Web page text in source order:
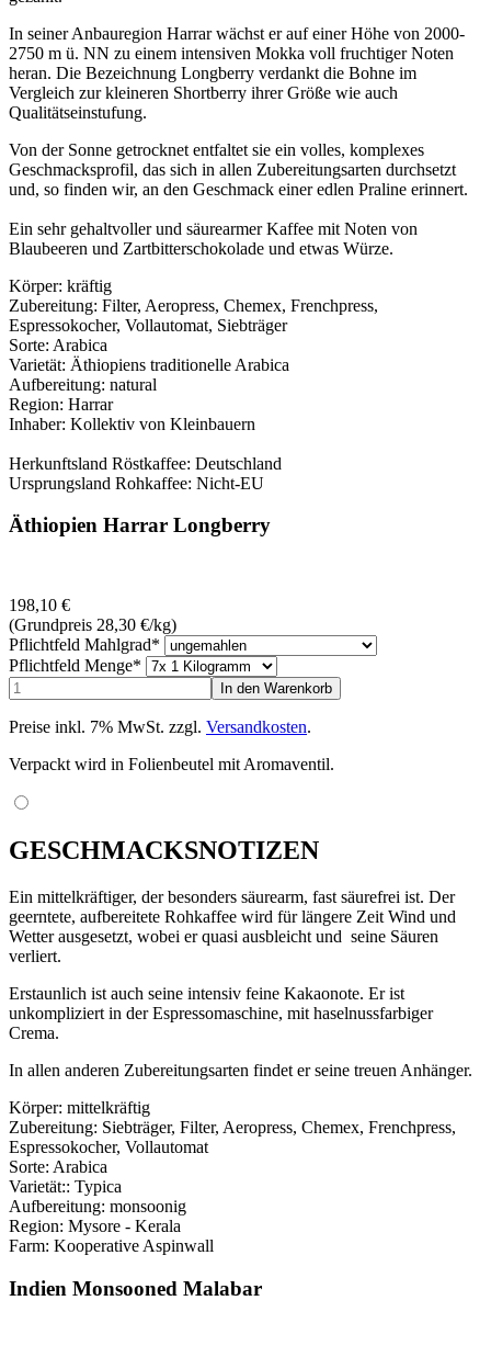
In seiner Anbauregion Harrar wächst er auf einer Höhe von 2000-
2750 m ü. NN zu einem intensiven Mokka voll fruchtiger Noten
heran. Die Bezeichnung Longberry verdankt die Bohne im
Vergleich zur kleineren Shortberry ihrer Größe wie auch
Qualitätseinstufung.
Von der Sonne getrocknet entfaltet sie ein volles, komplexes
Geschmacksprofil, das sich in allen Zubereitungsarten durchsetzt
und, so finden wir, an den Geschmack einer edlen Praline erinnert.
Ein sehr gehaltvoller und säurearmer Kaffee mit Noten von
Blaubeeren und Zartbitterschokolade und etwas Würze.
Körper: kräftig
Zubereitung: Filter, Aeropress, Chemex, Frenchpress,
Espressokocher, Vollautomat, Siebträger
Sorte: Arabica
Varietät: Äthiopiens traditionelle Arabica
Aufbereitung: natural
Region: Harrar
Inhaber: Kollektiv von Kleinbauern
Herkunftsland Röstkaffee: Deutschland
Ursprungsland Rohkaffee: Nicht-EU
Äthiopien Harrar Longberry
198,10 €
(Grundpreis 28,30 €/kg)
Pflichtfeld Mahlgrad*
Pflichtfeld Menge*
Preise inkl. 7% MwSt. zzgl. Versandkosten.
Verpackt wird in Folienbeutel mit Aromaventil.
GESCHMACKSNOTIZEN
Ein mittelkräftiger, der besonders säurearm, fast säurefrei ist. Der
geerntete, aufbereitete Rohkaffee wird für längere Zeit Wind und
Wetter ausgesetzt, wobei er quasi ausbleicht und seine Säuren
verliert.
Erstaunlich ist auch seine intensiv feine Kakaonote. Er ist
unkompliziert in der Espressomaschine, mit haselnussfarbiger
Crema.
In allen anderen Zubereitungsarten findet er seine treuen Anhänger.
Körper: mittelkräftig
Zubereitung: Siebträger, Filter, Aeropress, Chemex, Frenchpress,
Espressokocher, Vollautomat
Sorte: Arabica
Varietät:: Typica
Aufbereitung: monsoonig
Region: Mysore - Kerala
Farm: Kooperative Aspinwall
Indien Monsooned Malabar